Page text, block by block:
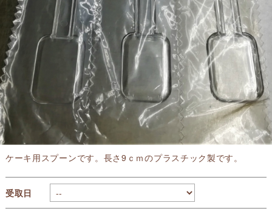
ケーキ用スプーンです。長さ9ｃｍのプラスチック製です。
受取日